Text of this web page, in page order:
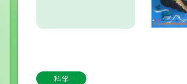
科学